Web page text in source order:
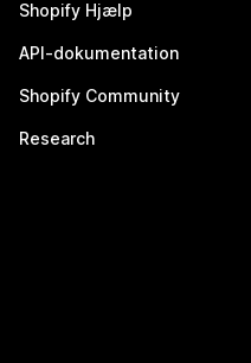
Shopify Hjælp
API-dokumentation
Shopify Community
Research